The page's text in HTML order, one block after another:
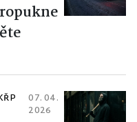
07. 04.
2026